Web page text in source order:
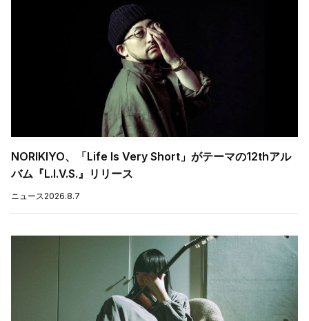
NORIKIYO、「Life Is Very Short」がテーマの12thアル
バム『L.I.V.S.』リリース
ニュース2026.8.7